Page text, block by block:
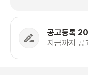
공고등록
지금까지